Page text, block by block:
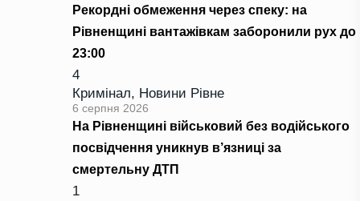
Рекордні обмеження через спеку: на
Рівненщині вантажівкам заборонили рух до
23:00
4
Кримінал, Новини Рівне
6 серпня 2026
На Рівненщині військовий без водійського
посвідчення уникнув в’язниці за
смертельну ДТП
1